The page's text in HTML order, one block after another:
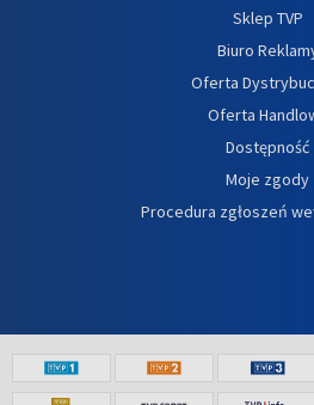
Sklep TVP
Biuro
Oferta
Oferta
Dostępność
Moje zgody
Procedura zgłoszeń